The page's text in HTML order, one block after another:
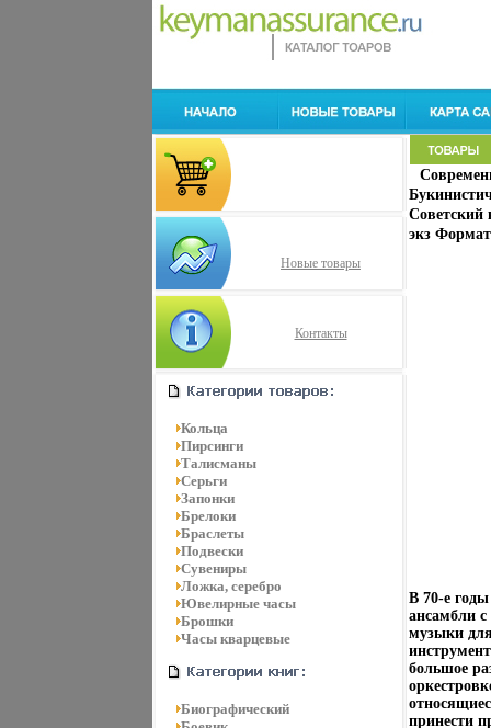
Новые товары
Контакты
Кольца
Пирсинги
Талисманы
Серьги
Запонки
Брелоки
Браслеты
Подвески
Сувениры
Ложка, серебро
Ювелирные часы
Брошки
Часы кварцевые
Биографический
Советский
экз
В 70-е
ансамбли
музыки для
большое
принести